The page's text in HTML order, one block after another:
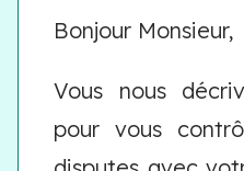
Bonjour Monsieur,
Vous nous
pour vous